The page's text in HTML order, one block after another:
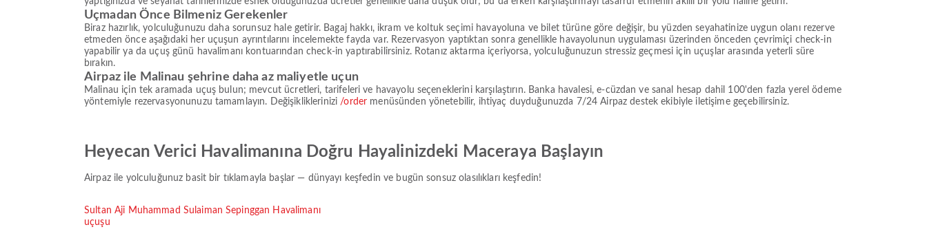
Uçmadan Önce Bilmeniz Gerekenler
Biraz hazırlık, yolculuğunuzu daha sorunsuz hale getirir. Bagaj hakkı, ikram ve koltuk seçimi havayoluna ve bilet türüne göre değişir, bu yüzden seyahatinize uygun olanı rezerve
etmeden önce aşağıdaki her uçuşun ayrıntılarını incelemekte fayda var. Rezervasyon yaptıktan sonra genellikle havayolunun uygulaması üzerinden önceden çevrimiçi check-in
yapabilir ya da uçuş günü havalimanı kontuarından check-in yaptırabilirsiniz. Rotanız aktarma içeriyorsa, yolculuğunuzun stressiz geçmesi için uçuşlar arasında yeterli süre
bırakın.
Airpaz ile Malinau şehrine daha az maliyetle uçun
Malinau için tek aramada uçuş bulun; mevcut ücretleri, tarifeleri ve havayolu seçeneklerini karşılaştırın. Banka havalesi, e-cüzdan ve sanal hesap dahil 100'den fazla yerel ödeme
yöntemiyle rezervasyonunuzu tamamlayın. Değişikliklerinizi /order menüsünden yönetebilir, ihtiyaç duyduğunuzda 7/24 Airpaz destek ekibiyle iletişime geçebilirsiniz.
Heyecan Verici Havalimanına Doğru Hayalinizdeki Maceraya Başlayın
Airpaz ile yolculuğunuz basit bir tıklamayla başlar — dünyayı keşfedin ve bugün sonsuz olasılıkları keşfedin!
Sultan Aji Muhammad Sulaiman Sepinggan Havalimanı
uçuşu